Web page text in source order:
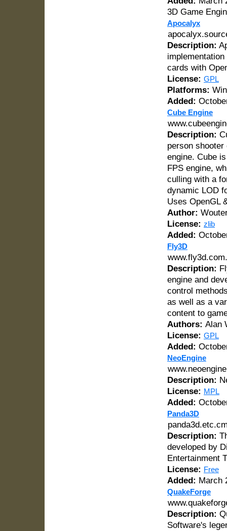
3D Game
Apocalyx
Description:
cards with
License: GPL
Platforms:
Added:
Cube Engine
Description:
person
engine. Cube
FPS engine,
culling with a
dynamic LOD
Uses OpenGL
Author:
License: zlib
Added:
Fly3D
Description:
engine and
control
as well as a
content to
Authors: Alan
License: GPL
Added:
NeoEngine
Description:
License: MPL
Added:
Panda3D
Description:
developed by
Entertainment
License: Free
Added: March
QuakeForge
Description:
Software's